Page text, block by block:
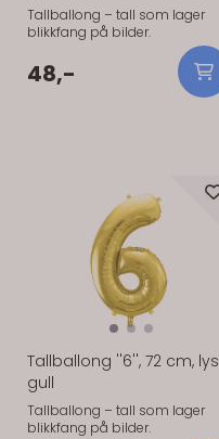
Tallballong – tall som lager
blikkfang på bilder.
48,-
Tallballong ''6'', 72 cm, lys
gull
Tallballong – tall som lager
blikkfang på bilder.
På lager